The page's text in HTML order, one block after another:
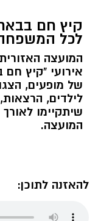
קיץ חם
לכל
המועצה
של מופעים,
לילדים,
שיתקיימו
המועצה.
להאזנה לתוכן: